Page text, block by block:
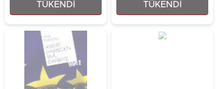
TÜKENDI
₺150,00 TÜKENDI
₺225,00